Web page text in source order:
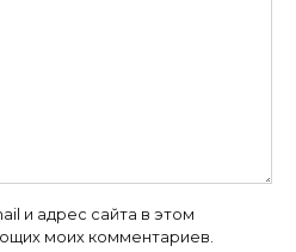
и адрес сайта в этом
моих комментариев.